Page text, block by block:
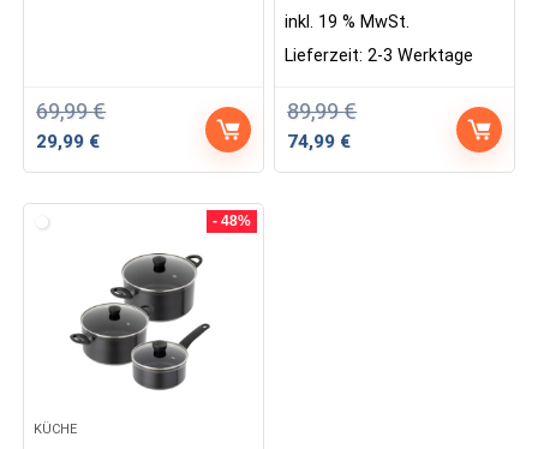
69,99€
Ursprünglicher
29,99 €Aktueller
89,99€
Ursprünglicher
74,99 €Aktueller
inkl. 19 % MwSt.
Lieferzeit:2-3 Werktage
- 48%
KÜCHE